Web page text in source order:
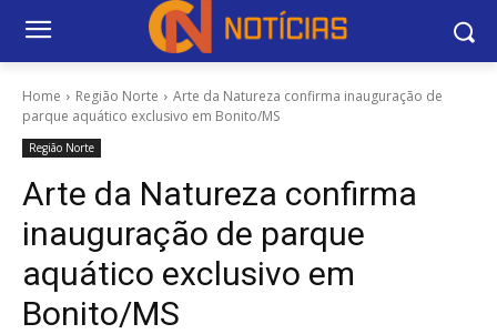
Home Região Norte
Arte da Natureza confirma inauguração de
parque aquático exclusivo em Bonito/MS
Região Norte
Arte da Natureza confirma
inauguração de parque
aquático exclusivo em
Bonito/MS